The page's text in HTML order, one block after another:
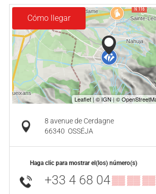
Cómo llegar
8 avenue de Cerdagne
66340 OSSÉJA
Haga clic para mostrar el(los) número(s)
+33 4 68 04▒▒ ▒▒ ▒▒